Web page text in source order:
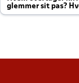
glemmer sit pas?
altid til efter